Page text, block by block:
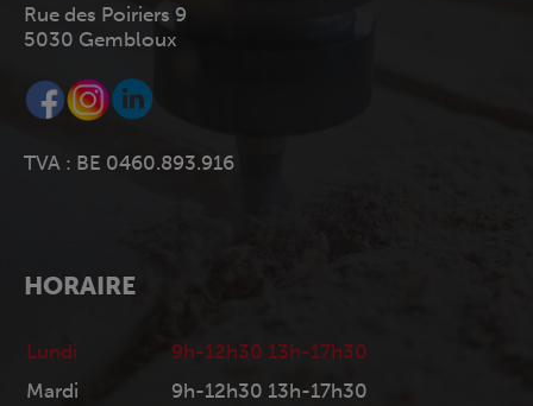
Rue des Poiriers 9
5030 Gembloux
TVA : BE 0460.893.916
HORAIRE
Lundi
9h-12h30 13h-17h30
Mardi
9h-12h30 13h-17h30